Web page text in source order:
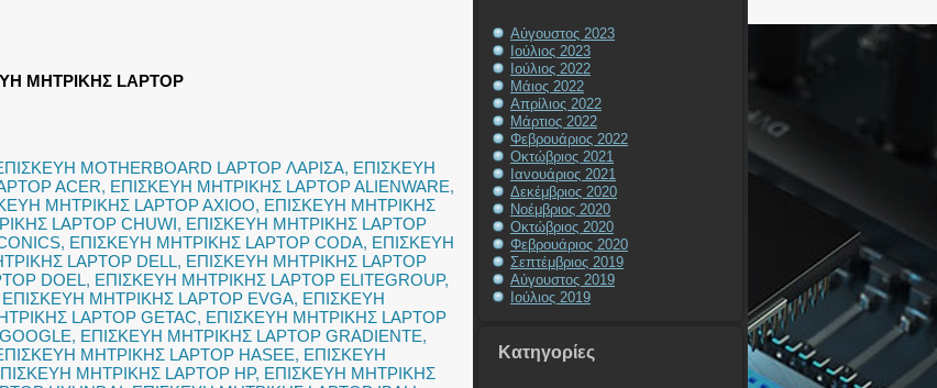
ΜΗΤΡΙΚΗΣ LAPTOP
MOTHERBOARD LAPTOP ΛΑΡΙΣΑ, ΕΠΙΣΚΕΥΗ
ACER, ΕΠΙΣΚΕΥΗ ΜΗΤΡΙΚΗΣ LAPTOP ALIENWARE,
ΜΗΤΡΙΚΗΣ LAPTOP AXIOO, ΕΠΙΣΚΕΥΗ ΜΗΤΡΙΚΗΣ
LAPTOP CHUWI, ΕΠΙΣΚΕΥΗ ΜΗΤΡΙΚΗΣ LAPTOP
, ΕΠΙΣΚΕΥΗ ΜΗΤΡΙΚΗΣ LAPTOP CODA, ΕΠΙΣΚΕΥΗ
LAPTOP DELL, ΕΠΙΣΚΕΥΗ ΜΗΤΡΙΚΗΣ LAPTOP
DOEL, ΕΠΙΣΚΕΥΗ ΜΗΤΡΙΚΗΣ LAPTOP ELITEGROUP,
ΕΠΙΣΚΕΥΗ ΜΗΤΡΙΚΗΣ LAPTOP EVGA, ΕΠΙΣΚΕΥΗ
LAPTOP GETAC, ΕΠΙΣΚΕΥΗ ΜΗΤΡΙΚΗΣ LAPTOP
, ΕΠΙΣΚΕΥΗ ΜΗΤΡΙΚΗΣ LAPTOP GRADIENTE,
ΜΗΤΡΙΚΗΣ LAPTOP HASEE, ΕΠΙΣΚΕΥΗ
ΜΗΤΡΙΚΗΣ LAPTOP HP, ΕΠΙΣΚΕΥΗ ΜΗΤΡΙΚΗΣ
Αύγουστος 2023
Ιούλιος 2023
Ιούλιος 2022
Μάιος 2022
Απρίλιος 2022
Μάρτιος 2022
Φεβρουάριος 2022
Οκτώβριος 2021
Ιανουάριος 2021
Δεκέμβριος 2020
Νοέμβριος 2020
Οκτώβριος 2020
Φεβρουάριος 2020
Σεπτέμβριος 2019
Αύγουστος 2019
Ιούλιος 2019
Kατηγορίες